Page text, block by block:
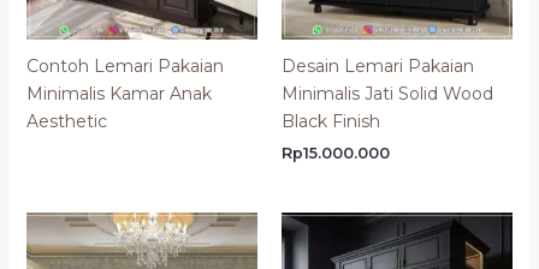
Contoh Lemari Pakaian
Minimalis Kamar Anak
Aesthetic
Desain Lemari Pakaian
Minimalis Jati Solid Wood
Black Finish
Rp15.000.000